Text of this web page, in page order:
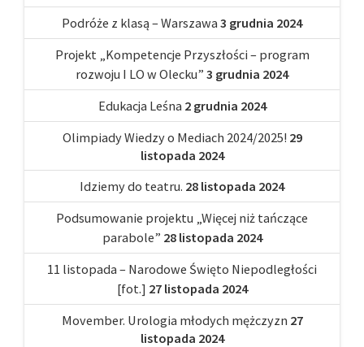
Podróże z klasą – Warszawa 3 grudnia 2024
Projekt „Kompetencje Przyszłości – program
rozwoju I LO w Olecku” 3 grudnia 2024
Edukacja Leśna 2 grudnia 2024
Olimpiady Wiedzy o Mediach 2024/2025! 29
listopada 2024
Idziemy do teatru. 28 listopada 2024
Podsumowanie projektu „Więcej niż tańczące
parabole” 28 listopada 2024
11 listopada – Narodowe Święto Niepodległości
[fot.] 27 listopada 2024
Movember. Urologia młodych mężczyzn 27
listopada 2024